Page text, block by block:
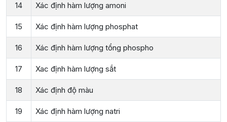
14 Xác định hàm lượng amoni
15 Xác định hàm lượng phosphat
16 Xác định hàm lượng tổng phospho
17 Xac định hàm lượng sắt
18 Xác định độ màu
19 Xác định hàm lượng natri